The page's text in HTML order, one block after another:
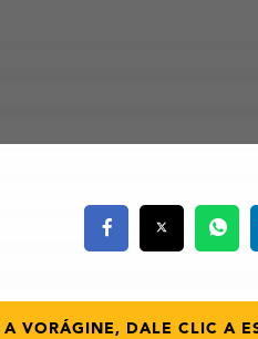
A VORÁGINE, DALE CLIC A